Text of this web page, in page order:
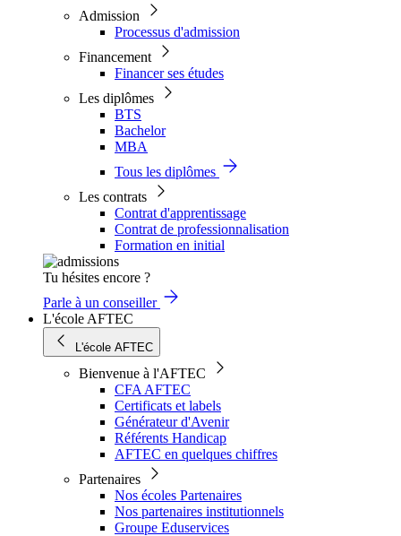
Admission
Processus d'admission
Financement
Financer ses études
Les diplômes
BTS
Bachelor
MBA
Tous les diplômes
Les contrats
Contrat d'apprentissage
Contrat de professionnalisation
Formation en initial
Tu hésites encore ?
Parle à un conseiller
L'école AFTEC
L'école AFTEC
Bienvenue à l'AFTEC
CFA AFTEC
Certificats et labels
Générateur d'Avenir
Référents Handicap
AFTEC en quelques chiffres
Partenaires
Nos écoles Partenaires
Nos partenaires institutionnels
Groupe Eduservices